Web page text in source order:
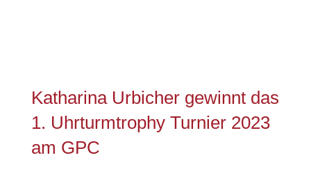
Katharina Urbicher gewinnt das
1. Uhrturmtrophy Turnier 2023
am GPC